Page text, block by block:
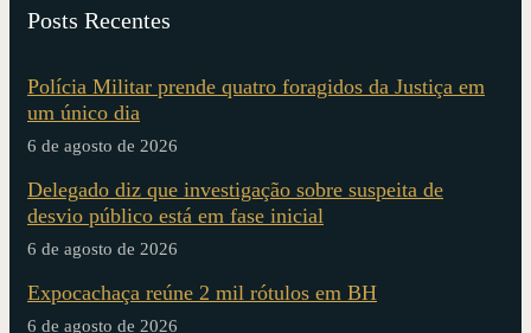
Posts Recentes
Polícia Militar prende quatro foragidos da Justiça em
um único dia
6 de agosto de 2026
Delegado diz que investigação sobre suspeita de
desvio público está em fase inicial
6 de agosto de 2026
Expocachaça reúne 2 mil rótulos em BH
6 de agosto de 2026